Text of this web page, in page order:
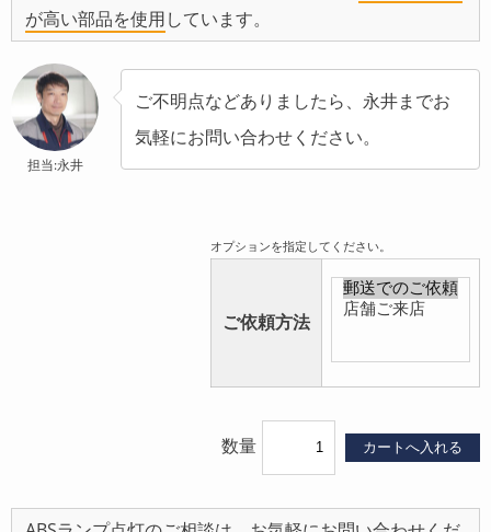
が高い部品を使用しています。
担当:永井
ご不明点などありましたら、永井までお
気軽にお問い合わせください。
オプションを指定してください。
ご依頼方法
数量